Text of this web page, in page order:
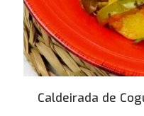
Caldeirada de